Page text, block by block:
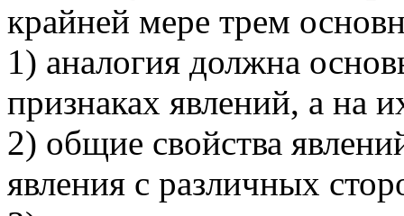
крайней мере трем
1) аналогия должна
признаках явлений, а на
2) общие свойства
явления с различных